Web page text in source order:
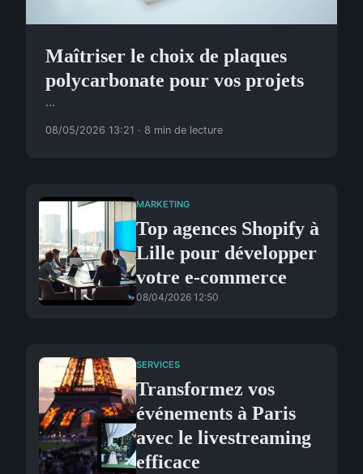
Maîtriser le choix de plaques
polycarbonate pour vos projets
...
08/05/2026 13:21 · 8 min de lecture
MARKETING
Top agences Shopify à
Lille pour développer
votre e-commerce
08/04/2026 12:50
SERVICES
Transformez vos
événements à Paris
avec le livestreaming
efficace